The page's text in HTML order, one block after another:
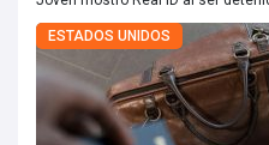
ESTADOS UNIDOS